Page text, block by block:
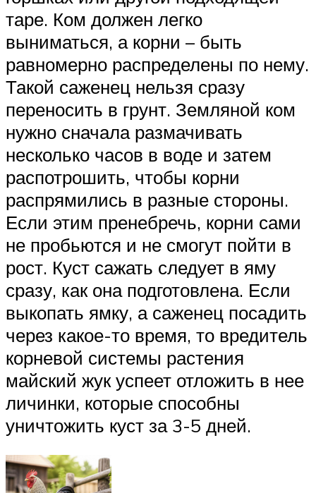
таре. Ком должен легко
выниматься, а корни – быть
равномерно распределены по нему.
Такой саженец нельзя сразу
переносить в грунт. Земляной ком
нужно сначала размачивать
несколько часов в воде и затем
распотрошить, чтобы корни
распрямились в разные стороны.
Если этим пренебречь, корни сами
не пробьются и не смогут пойти в
рост. Куст сажать следует в яму
сразу, как она подготовлена. Если
выкопать ямку, а саженец посадить
через какое-то время, то вредитель
корневой системы растения
майский жук успеет отложить в нее
личинки, которые способны
уничтожить куст за 3-5 дней.